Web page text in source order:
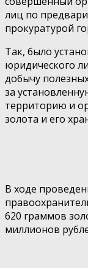
лиц по
прокуратурой
Так, было
юридического
добычу
за
территорию и
золота и его
В ходе
620 граммов
миллионов